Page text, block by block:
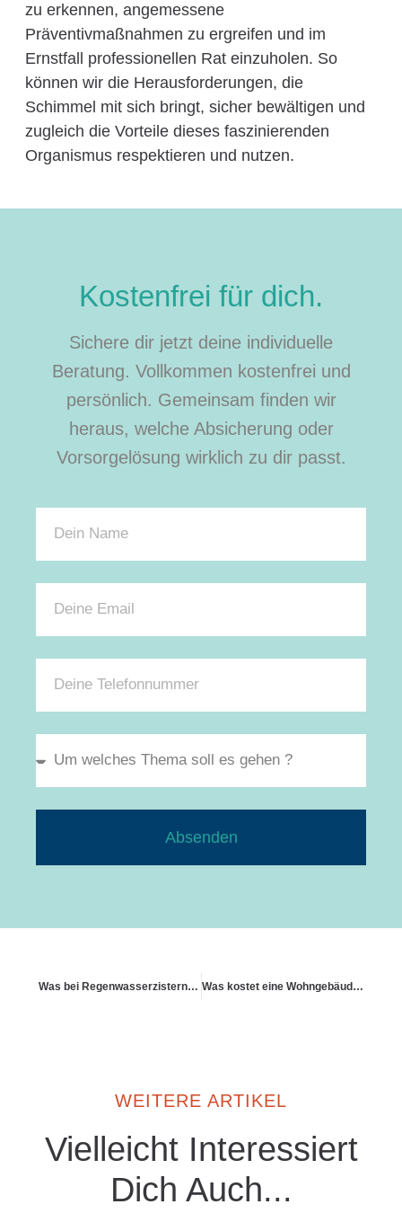
zu erkennen, angemessene
Präventivmaßnahmen zu ergreifen und im
Ernstfall professionellen Rat einzuholen. So
können wir die Herausforderungen, die
Schimmel mit sich bringt, sicher bewältigen und
zugleich die Vorteile dieses faszinierenden
Organismus respektieren und nutzen.
Kostenfrei für dich.
Sichere dir jetzt deine individuelle
Beratung. Vollkommen kostenfrei und
persönlich. Gemeinsam finden wir
heraus, welche Absicherung oder
Vorsorgelösung wirklich zu dir passt.
Absenden
Was bei Regenwasserzisternen versichert ist Was kostet eine Wohngebäudeversicherung
WEITERE ARTIKEL
Vielleicht Interessiert
Dich Auch...